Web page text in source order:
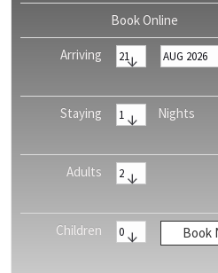
Book Online
Arriving
Staying Nights
Adults
Children